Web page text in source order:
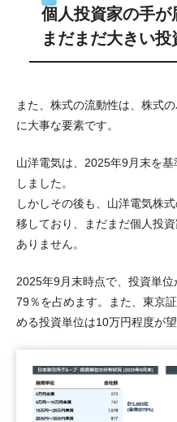
個人投資家の手が
まだまだ大きい投
また、株式の流動性は、株式
に大事な要素です。
山洋電気は、2025年9月末を
しました。
しかしその後も、山洋電気株
移しており、まだまだ個人投
ありません。
2025年9月末時点で、投資単
79％を占めます。また、東京
める投資単位は10万円程度が